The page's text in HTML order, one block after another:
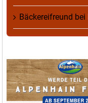
Bäckereifreund bei